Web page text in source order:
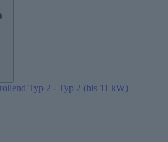
Typ 2 - Typ 2 (bis 11 kW)